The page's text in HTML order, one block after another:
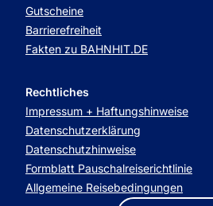
Gutscheine
Barrierefreiheit
Fakten zu BAHNHIT.DE
Rechtliches
Impressum + Haftungshinweise
Datenschutzerklärung
Datenschutzhinweise
Formblatt Pauschalreiserichtlinie
Allgemeine Reisebedingungen